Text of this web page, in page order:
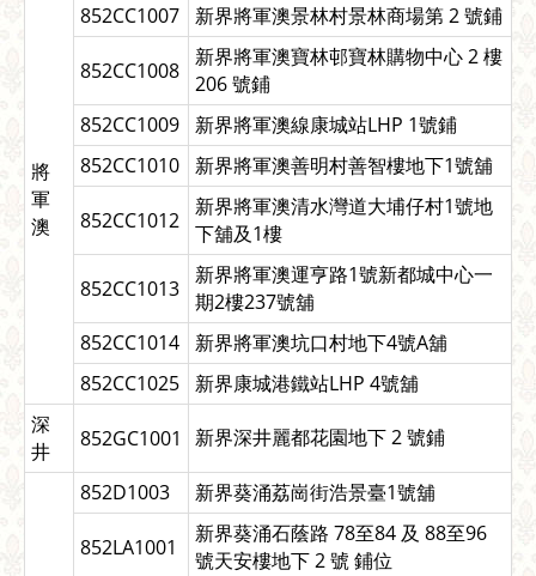
將
軍
澳
852CC1007 新界將軍澳景林村景林商場第 2 號鋪
852CC1008
新界將軍澳寶林邨寶林購物中心 2 樓
206 號鋪
852CC1009
新界將軍澳線康城站LHP 1號鋪
852CC1010
新界將軍澳善明村善智樓地下1號舖
852CC1012
新界將軍澳清水灣道大埔仔村1號地
下舖及1樓
852CC1013
新界將軍澳運亨路1號新都城中心一
期2樓237號舖
852CC1014
新界將軍澳坑口村地下4號A舖
852CC1025
新界康城港鐵站LHP 4號舖
深
井
852GC1001 新界深井麗都花園地下 2 號鋪
852D1003 新界葵涌荔崗街浩景臺1號舖
852LA1001
新界葵涌石蔭路 78至84 及 88至96
號天安樓地下 2 號 鋪位